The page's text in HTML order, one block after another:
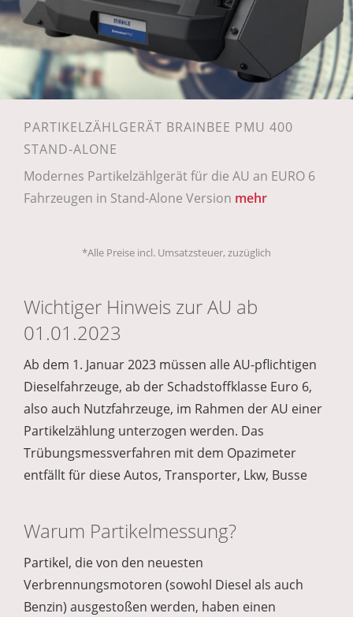
PARTIKELZÄHLGERÄT BRAINBEE PMU 400
STAND-ALONE
Modernes Partikelzählgerät für die AU an EURO 6
Fahrzeugen in Stand-Alone Version mehr
*Alle Preise incl. Umsatzsteuer, zuzüglich
Wichtiger Hinweis zur AU ab
01.01.2023
Ab dem 1. Januar 2023 müssen alle AU-pflichtigen
Dieselfahrzeuge, ab der Schadstoffklasse Euro 6,
also auch Nutzfahrzeuge, im Rahmen der AU einer
Partikelzählung unterzogen werden. Das
Trübungsmessverfahren mit dem Opazimeter
entfällt für diese Autos, Transporter, Lkw, Busse
Warum Partikelmessung?
Partikel, die von den neuesten
Verbrennungsmotoren (sowohl Diesel als auch
Benzin) ausgestoßen werden, haben einen